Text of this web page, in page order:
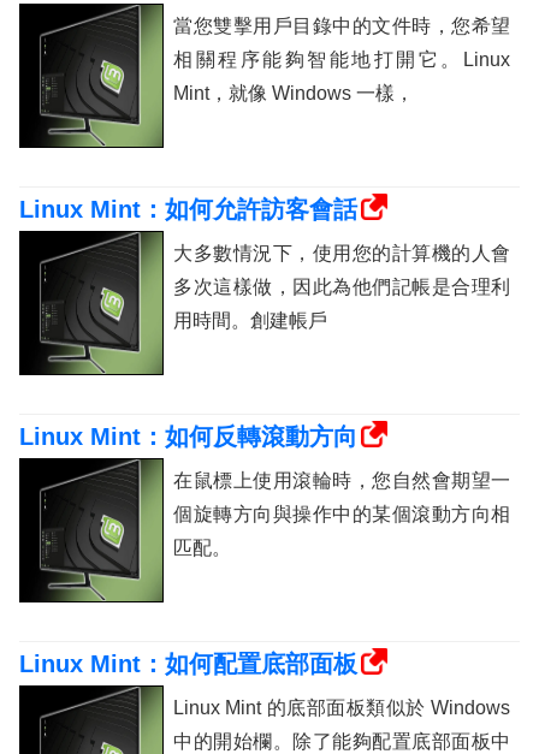
當您雙擊用戶目錄中的文件時，您希望
相關程序能夠智能地打開它。Linux
Mint，就像 Windows 一樣，
Linux Mint：如何允許訪客會話
大多數情況下，使用您的計算機的人會
多次這樣做，因此為他們記帳是合理利
用時間。創建帳戶
Linux Mint：如何反轉滾動方向
在鼠標上使用滾輪時，您自然會期望一
個旋轉方向與操作中的某個滾動方向相
匹配。
Linux Mint：如何配置底部面板
Linux Mint 的底部面板類似於 Windows
中的開始欄。除了能夠配置底部面板中